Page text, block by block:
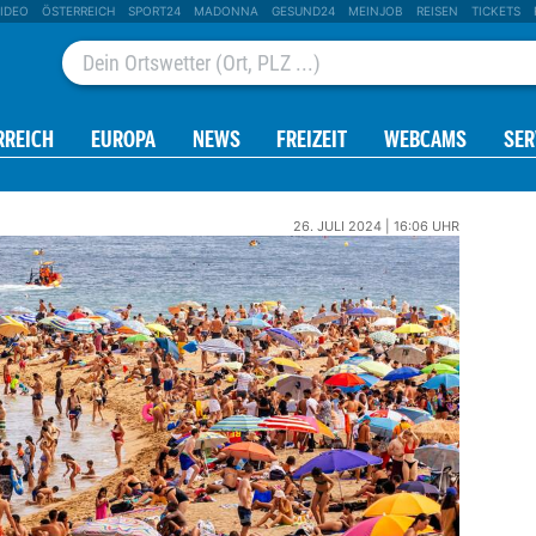
ÖSTERREICH SPORT24 MADONNA GESUND24 MEINJOB REISEN TICKETS
EUROPA NEWS FREIZEIT WEBCAMS
26. JULI 2024 | 16:06 UHR